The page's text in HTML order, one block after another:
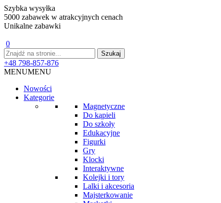
Szybka wysyłka
5000 zabawek w atrakcyjnych cenach
Unikalne zabawki
0
+48 798-857-876
MENUMENU
Nowości
Kategorie
Magnetyczne
Do kąpieli
Do szkoły
Edukacyjne
Figurki
Gry
Klocki
Interaktywne
Kolejki i tory
Lalki i akcesoria
Majsterkowanie